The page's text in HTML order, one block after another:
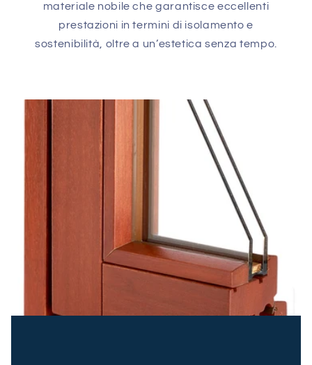
materiale nobile che garantisce eccellenti
prestazioni in termini di isolamento e
sostenibilità, oltre a un’estetica senza tempo.